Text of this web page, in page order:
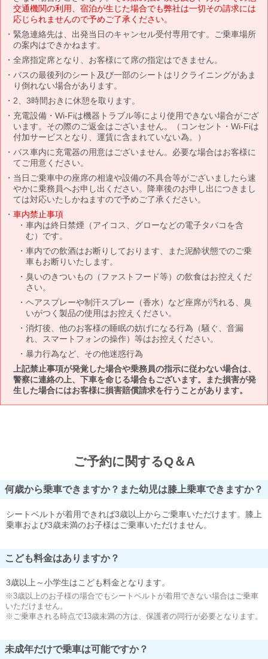
交通機関の利用、宿泊が生じた場合でも弊社は一切その請求には
応じられませんので予めご了承ください。
緊急連絡先は、出発当日のキャンセル受付専用です。ご乗車場所
の案内はできかねます。
全席指定席となり、お客様にて席の指定はできません。
バスの最後列のシート及び一部のシートはリクライニングがあま
り倒れない場合があります。
2、3時間おきに休憩を取ります。
充電設備・Wi-Fiは機器トラブル等により使用できない場合がござ
います。その際のご返金はございません。（コンセント・Wi-Fiは
付加サービスとなり、運賃に含まれていない為。）
バス車内に充電器の用意はございません。必要な場合はお客様に
てご用意ください。
当日ご乗車中の座席の相違や設備の不具合等がございましたら速
やかに乗務員へお申し出ください。降車後のお申し出につきまし
ては対応いたしかねますので予めご了承ください。
車内禁止事項
車内は終日禁煙（アイコス、グローなどの電子タバコを含
む）です。
車内での飲酒はお断りしております、また泥酔状態でのご乗
車もお断りいたします。
臭いのきついもの（ファストフード等）の飲食はお控えくだ
さい。
ヘアスプレーや制汗スプレー（香水）など座席が汚れる、臭
いがつく製品の使用はお控えください。
消灯後、他のお客様の睡眠の妨げになる行為（騒ぐ、音漏
れ、スマートフォンの操作）等はお控えください。
暴力行為など、その他迷惑行為
上記禁止事項が発覚した場合や乗務員の指示に従わない場合は、
警察に連絡の上、下車を命じる場合もございます。また損害が発
生した場合にはお客様に損害賠償請求を行うことがあります。
ご予約に関するQ＆A
何歳から乗車できますか？また幼児は膝上乗車できますか？
シートベルトが着用できれば3歳以上からご乗車いただけます。膝上
乗車および3歳未満のお子様はご乗車いただけません。
こども料金はありますか？
3歳以上～小学生はこども料金となります。
※3歳以上のお子様の場合でもシートベルトが着用できない場合はご乗車
いただけません。
※ご乗車される時点で13歳未満の方は、保護者の同行が必要となります。
未成年だけで乗車は可能ですか？